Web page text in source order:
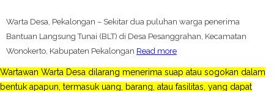
Warta Desa, Pekalongan – Sekitar dua puluhan warga penerima
Bantuan Langsung Tunai (BLT) di Desa Pesanggrahan, Kecamatan
Wonokerto, Kabupaten Pekalongan Read more
Wartawan Warta Desa dilarang menerima suap atau sogokan dalam
bentuk apapun, termasuk uang, barang, atau fasilitas, yang dapat